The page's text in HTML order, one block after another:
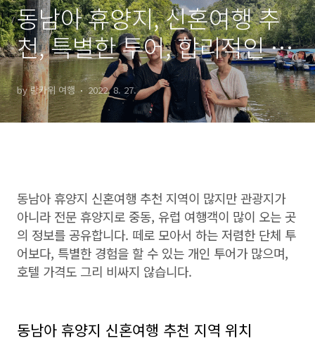
동남아 휴양지, 신혼여행 추
천, 특별한 투어, 합리적인 호
텔 가격
by 랑카위 여행 2022. 8. 27.
동남아 휴양지 신혼여행 추천 지역이 많지만 관광지가
아니라 전문 휴양지로 중동, 유럽 여행객이 많이 오는 곳
의 정보를 공유합니다. 떼로 모아서 하는 저렴한 단체 투
어보다, 특별한 경험을 할 수 있는 개인 투어가 많으며,
호텔 가격도 그리 비싸지 않습니다.
동남아 휴양지 신혼여행 추천 지역 위치